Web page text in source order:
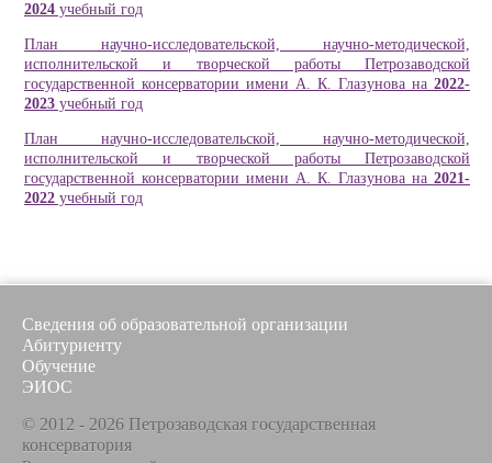
2024 учебный год
План научно-исследовательской, научно-методической,
исполнительской и творческой работы Петрозаводской
государственной консерватории имени А. К. Глазунова на 2022-
2023 учебный год
План научно-исследовательской, научно-методической,
исполнительской и творческой работы Петрозаводской
государственной консерватории имени А. К. Глазунова на 2021-
2022 учебный год
Сведения об образовательной организации
Абитуриенту
Обучение
ЭИОС
© 2012 - 2026 Петрозаводская государственная
консерватория